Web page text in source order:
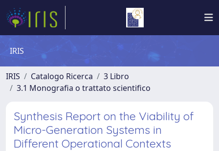
IRIS
IRIS Catalogo Ricerca
3 Libro
3.1 Monografia o trattato scientifico
Synthesis Report on the Viability of
Micro-Generation Systems in
Different Operational Contexts